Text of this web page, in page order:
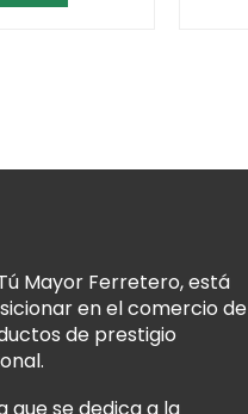
Mayor Ferretero, está
en el comercio de
de prestigio
que se dedica a la